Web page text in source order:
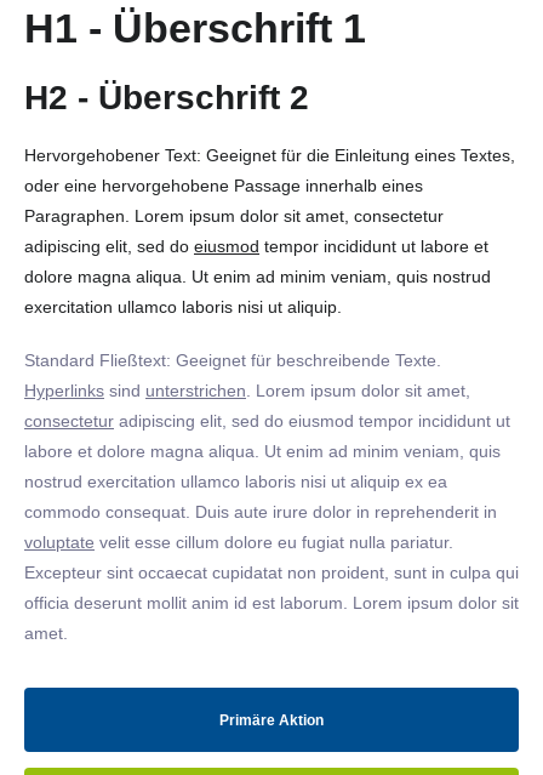
H1 - Überschrift 1
H2 - Überschrift 2
Hervorgehobener Text: Geeignet für die Einleitung eines Textes,
oder eine hervorgehobene Passage innerhalb eines
Paragraphen. Lorem ipsum dolor sit amet, consectetur
adipiscing elit, sed do eiusmod tempor incididunt ut labore et
dolore magna aliqua. Ut enim ad minim veniam, quis nostrud
exercitation ullamco laboris nisi ut aliquip.
Standard Fließtext: Geeignet für beschreibende Texte.
Hyperlinks sind unterstrichen . Lorem ipsum dolor sit amet,
consectetur adipiscing elit, sed do eiusmod tempor incididunt ut
labore et dolore magna aliqua. Ut enim ad minim veniam, quis
nostrud exercitation ullamco laboris nisi ut aliquip ex ea
commodo consequat. Duis aute irure dolor in reprehenderit in
voluptate velit esse cillum dolore eu fugiat nulla pariatur.
Excepteur sint occaecat cupidatat non proident, sunt in culpa qui
officia deserunt mollit anim id est laborum. Lorem ipsum dolor sit
amet.
Primäre Aktion